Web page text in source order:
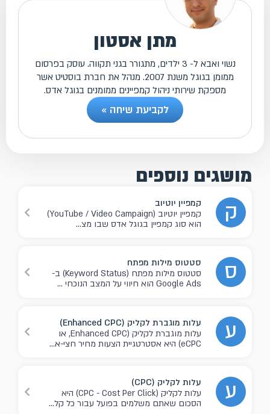
מתן אסטון
נשוי ואבא ל- 3 ילדים, מתגורר בגני תקווה. עוסק בפרסום
ממומן בגוגל משנת 2007. מנהל את חברת בוסטיט אשר
מספקת שירותי ניהול קמפיינים ממומנים בגוגל אדס.
לקביעת שיחה »
מושגים נוספים
ק
קמפיין יוטיוב
קמפיין יוטיוב (YouTube / Video Campaign)
הוא סוג קמפיין בגוגל אדס שבו מצ...
ס
סטטוס מילות מפתח
סטטוס מילות מפתח (Keyword Status) ב-
Google Ads הוא חיווי על המצב הנוכחי ...
ע
עלות מוגברת לקליק (Enhanced CPC)
עלות מוגברת לקליק (Enhanced CPC, או
eCPC) היא אסטרטגיית הצעות מחיר חצי-א...
ע
עלות לקליק (CPC)
עלות לקליק (CPC - Cost Per Click) היא
הסכום שאתם משלמים בפועל עבור כל קל...